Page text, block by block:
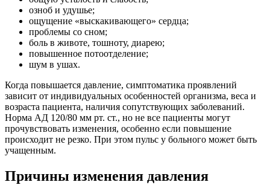
озноб и удушье;
ощущение «выскакивающего» сердца;
проблемы со сном;
боль в животе, тошноту, диарею;
повышенное потоотделение;
шум в ушах.
Когда повышается давление, симптоматика проявлений
зависит от индивидуальных особенностей организма, веса и
возраста пациента, наличия сопутствующих заболеваний.
Норма АД 120/80 мм рт. ст., но не все пациенты могут
прочувствовать изменения, особенно если повышение
происходит не резко. При этом пульс у больного может быть
учащенным.
Причины изменения давления